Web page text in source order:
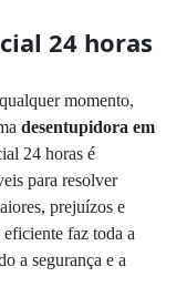
24 horas
momento,
desentupidora em
24 horas é
para resolver
prejuízos e
faz toda a
a segurança e a